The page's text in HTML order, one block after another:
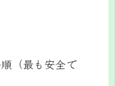
（最も安全で